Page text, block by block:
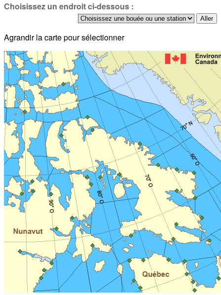
Choisissez un endroit ci-dessous :
Agrandir la carte pour sélectionner